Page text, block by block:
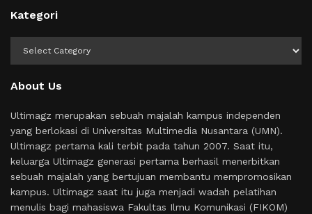
Kategori
About Us
Ultimagz merupakan sebuah majalah kampus independen
yang berlokasi di Universitas Multimedia Nusantara (UMN).
Ultimagz pertama kali terbit pada tahun 2007. Saat itu,
keluarga Ultimagz generasi pertama berhasil menerbitkan
sebuah majalah yang bertujuan membantu mempromosikan
kampus. Ultimagz saat itu juga menjadi wadah pelatihan
menulis bagi mahasiswa Fakultas Ilmu Komunikasi (FIKOM)